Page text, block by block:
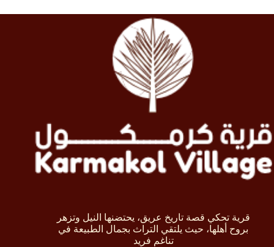
قرية تحكي قصة تاريخ عريق، يحتضنها النيل وتزهر
بروح أهلها، حيث يلتقي التراث بجمال الطبيعة في
تناغم فريد